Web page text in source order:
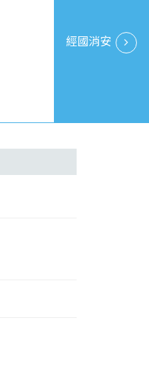
經國消安